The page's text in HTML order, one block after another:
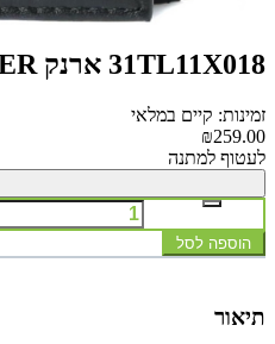
31TL11X018 ארנק TOMMY HILFIGER
זמינות: קיים במלאי
₪259.00
לעטוף למתנה
הוספה לסל
תיאור